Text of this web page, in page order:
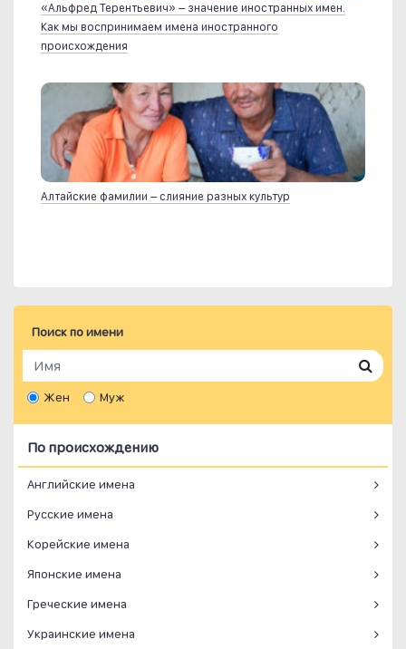
«Альфред Терентьевич» – значение иностранных имен.
Как мы воспринимаем имена иностранного
происхождения
Алтайские фамилии – слияние разных культур
Поиск по имени
Жен Муж
По происхождению
Английские имена
Русские имена
Корейские имена
Японские имена
Греческие имена
Украинские имена